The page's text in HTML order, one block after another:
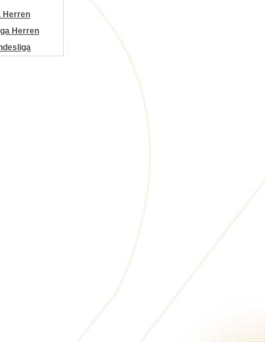
Herren
Herren